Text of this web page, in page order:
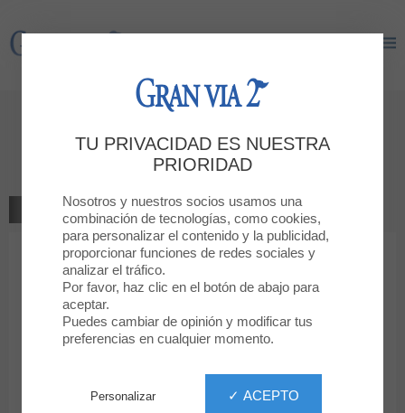
Gran Via 2
GENERAL OPTICA
VOLVER A LA TIENDA
Tu clasificación 5
4
3
2
Mensaje
TU PRIVACIDAD ES NUESTRA
PRIORIDAD
Nosotros y nuestros socios usamos una
combinación de tecnologías, como cookies,
para personalizar el contenido y la publicidad,
proporcionar funciones de redes sociales y
analizar el tráfico.
Por favor, haz clic en el botón de abajo para
aceptar.
Puedes cambiar de opinión y modificar tus
preferencias en cualquier momento.
✓ ACEPTO
Personalizar